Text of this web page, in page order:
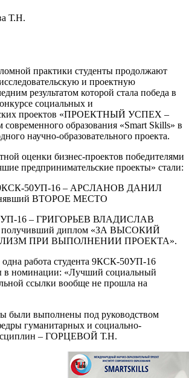
Т.Н.
практики студенты продолжают
и проектную
результатом которой стала победа в
социальных и
проектов «ПРОЕКТНЫЙ УСПЕХ –
современного образования «Smart Skills» в
научно-образовательного проекта.
оценки бизнес-проектов победителями
предпринимательские проекты» стали:
9КСК-50УП-16 – АРСЛАНОВ ДАНИЛ
ВТОРОЕ МЕСТО
16 – ГРИГОРЬЕВ ВЛАДИСЛАВ
диплом «ЗА ВЫСОКИЙ
ПРИ ВЫПОЛНЕНИИ ПРОЕКТА».
работа студента 9КСК-50УП-16
в номинации: «Лучший социальный
ссылки вообще не прошла на
были выполнены под руководством
гуманитарных и социально-
– ГОРЦЕВОЙ Т.Н.